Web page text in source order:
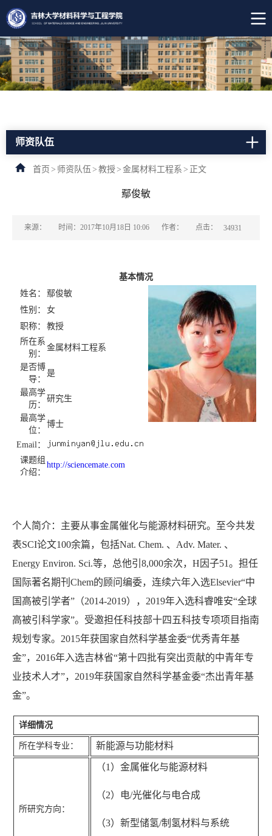
师资队伍
首页 > 师资队伍 > 教授> 金属材料工程系 > 正文
鄢俊敏
来源： 时间：2017年10月18日 10:06 作者： 点击： 34931
基本情况
姓名：
鄢俊敏
性别：
女
职称：
教授
所在系
别：
金属材料工程系
是否博
导：
是
最高学
历：
研究生
最高学
位：
博士
Email：
课题组
介绍：
http://sciencemate.com
个人简介：主要从事金属催化与能源材料研究。至今共发
表SCI论文100余篇，包括Nat. Chem. 、Adv. Mater. 、
Energy Environ. Sci.等，总他引8,000余次，H因子51。担任
国际著名期刊Chem的顾问编委，连续六年入选Elsevier“中
国高被引学者”（2014-2019），2019年入选科睿唯安“全球
高被引科学家”。受邀担任科技部十四五科技专项项目指南
规划专家。2015年获国家自然科学基金委“优秀青年基
金”，2016年入选吉林省“第十四批有突出贡献的中青年专
业技术人才”，2019年获国家自然科学基金委“杰出青年基
金”。
详细情况
所在学科专业： 新能源与功能材料
所研究方向：
（1）金属催化与能源材料
（2）电/光催化与电合成
（3）新型储氢/制氢材料与系统